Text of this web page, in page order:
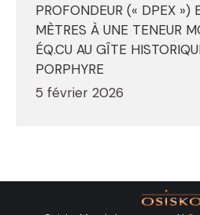
PROFONDEUR (« DPEX »)
MÈTRES À UNE TENEUR
ÉQ.CU AU GÎTE
PORPHYRE
5 février 2026